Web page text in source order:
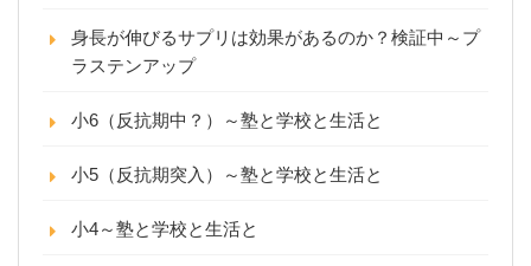
身長が伸びるサプリは効果があるのか？検証中～プ
ラステンアップ
小6（反抗期中？）～塾と学校と生活と
小5（反抗期突入）～塾と学校と生活と
小4～塾と学校と生活と